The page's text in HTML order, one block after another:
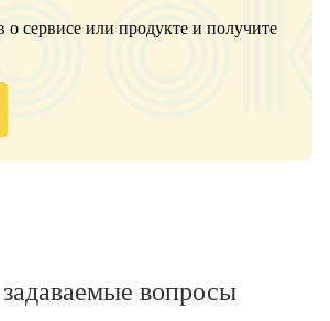
о сервисе или продукте и получите
вопросы